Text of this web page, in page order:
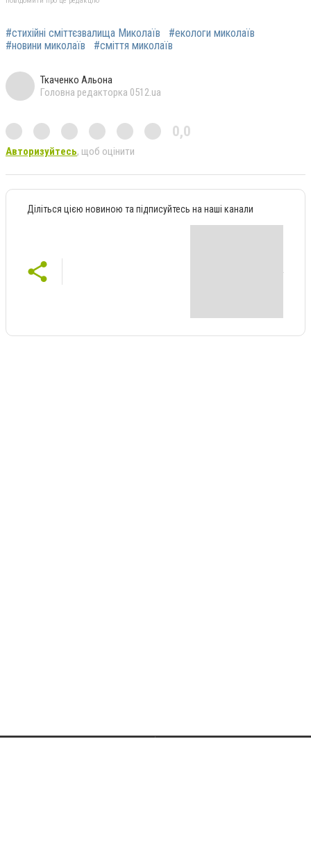
#стихійні сміттєзвалища Миколаїв
#екологи миколаїв
#новини миколаїв
#сміття миколаїв
Ткаченко Альона
Головна редакторка 0512.ua
0,0
Авторизуйтесь, щоб оцінити
Діліться цією новиною та підписуйтесь на наші канали